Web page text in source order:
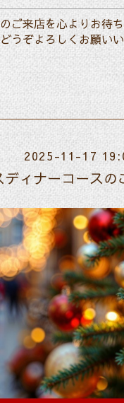
ご来店を心よりお待
どうぞよろしくお願い
2025-11-17
ィナーコース